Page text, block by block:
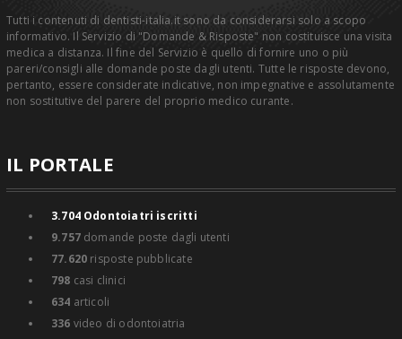
Tutti i contenuti di dentisti-italia.it sono da considerarsi solo a scopo
informativo. Il Servizio di "Domande & Risposte" non costituisce una visita
medica a distanza. Il fine del Servizio è quello di fornire uno o più
pareri/consigli alle domande poste dagli utenti. Tutte le risposte devono,
pertanto, essere considerate indicative, non impegnative e assolutamente
non sostitutive del parere del proprio medico curante.
IL PORTALE
3.704Odontoiatri iscritti
9.757domande poste dagli utenti
77.620 risposte pubblicate
798 casi clinici
634 articoli
336 video di odontoiatria